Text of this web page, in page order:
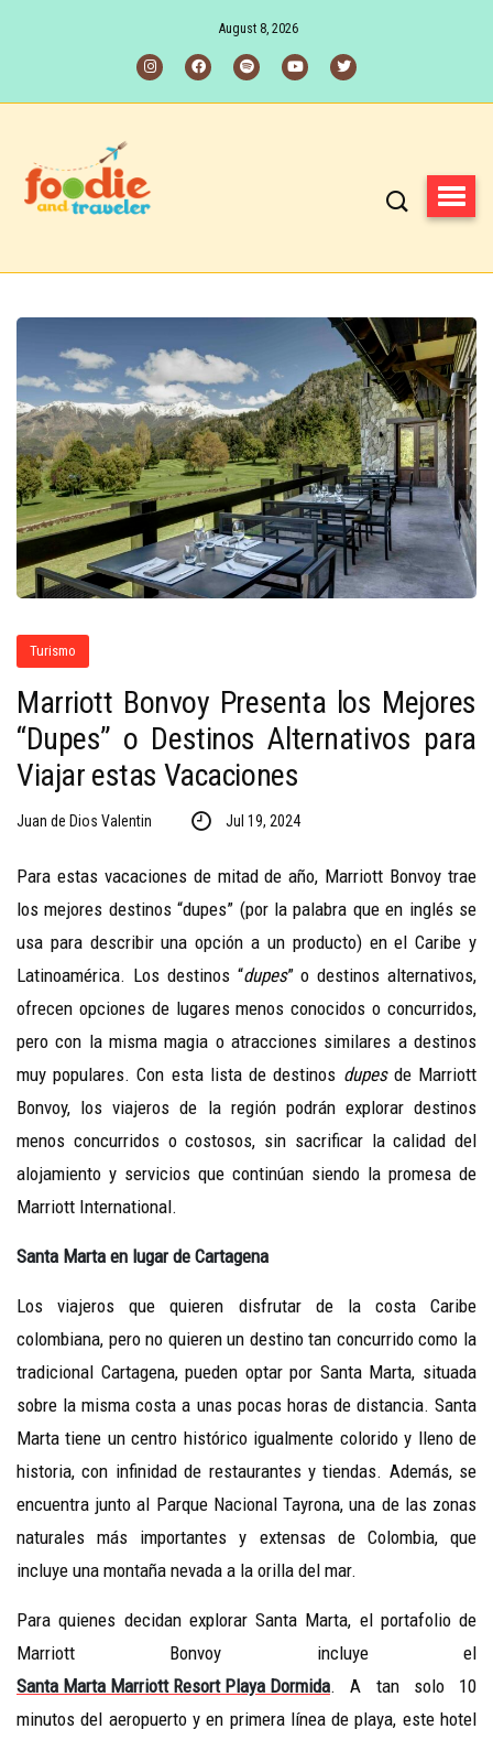
August 8, 2026
Turismo
Marriott Bonvoy Presenta los Mejores
“Dupes” o Destinos Alternativos para
Viajar estas Vacaciones
Juan de Dios Valentin Jul 19, 2024
Para estas vacaciones de mitad de año, Marriott Bonvoy trae
los mejores destinos “dupes” (por la palabra que en inglés se
usa para describir una opción a un producto) en el Caribe y
Latinoamérica. Los destinos “dupes” o destinos alternativos,
ofrecen opciones de lugares menos conocidos o concurridos,
pero con la misma magia o atracciones similares a destinos
muy populares. Con esta lista de destinos dupesde Marriott
Bonvoy, los viajeros de la región podrán explorar destinos
menos concurridos o costosos, sin sacrificar la calidad del
alojamiento y servicios que continúan siendo la promesa de
Marriott International.
Santa Marta en lugar de Cartagena
Los viajeros que quieren disfrutar de la costa Caribe
colombiana, pero no quieren un destino tan concurrido como la
tradicional Cartagena, pueden optar por Santa Marta, situada
sobre la misma costa a unas pocas horas de distancia. Santa
Marta tiene un centro histórico igualmente colorido y lleno de
historia, con infinidad de restaurantes y tiendas. Además, se
encuentra junto al Parque Nacional Tayrona, una de las zonas
naturales más importantes y extensas de Colombia, que
incluye una montaña nevada a la orilla del mar.
Para quienes decidan explorar Santa Marta, el portafolio de
Marriott Bonvoy incluye el
Santa Marta Marriott Resort Playa Dormida. A tan solo 10
minutos del aeropuerto y en primera línea de playa, este hotel